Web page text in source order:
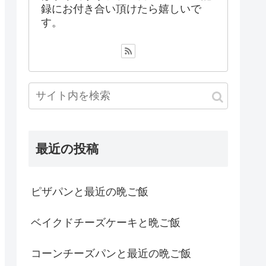
録にお付き合い頂けたら嬉しいで
す。
最近の投稿
ピザパンと最近の晩ご飯
ベイクドチーズケーキと晩ご飯
コーンチーズパンと最近の晩ご飯